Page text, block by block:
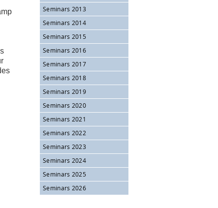
Seminars 2013
Seminars 2014
Seminars 2015
Seminars 2016
Seminars 2017
Seminars 2018
Seminars 2019
Seminars 2020
Seminars 2021
Seminars 2022
Seminars 2023
Seminars 2024
Seminars 2025
Seminars 2026